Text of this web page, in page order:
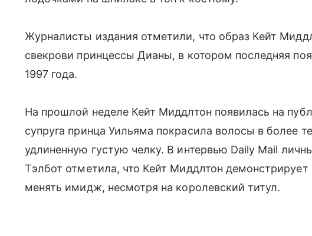
Журналисты издания отметили, что образ Кейт
свекрови принцессы Дианы, в котором последняя
1997 года.
На прошлой неделе Кейт Миддлтон появилась на
супруга принца Уильяма покрасила волосы в более
удлиненную густую челку. В интервью Daily Mail
Тэлбот отметила, что Кейт Миддлтон
менять имидж, несмотря на королевский титул.